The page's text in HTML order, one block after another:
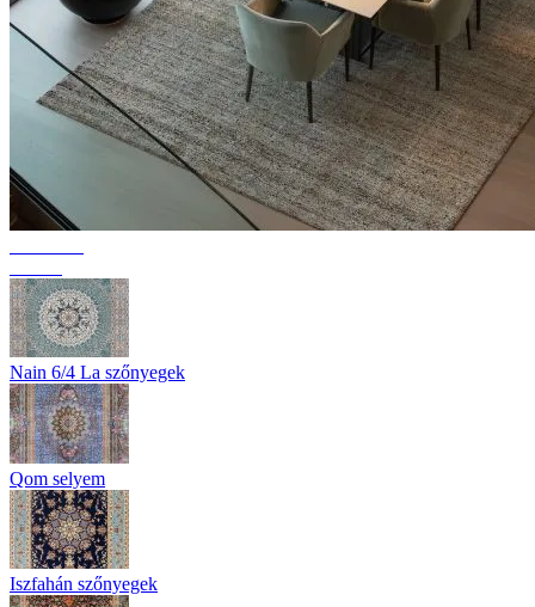
Nain 6/4 La szőnyegek
Qom selyem
Iszfahán szőnyegek